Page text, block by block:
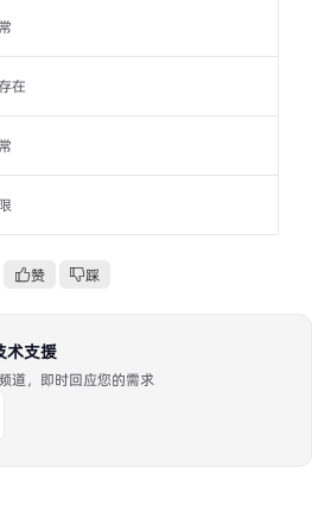
在
赞 踩
术支援
道，即时回应您的需求